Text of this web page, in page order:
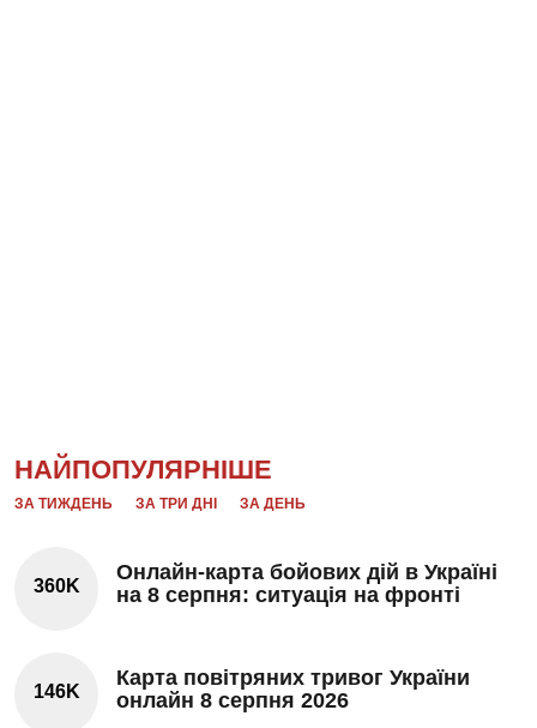
НАЙПОПУЛЯРНІШЕ
ЗА ТИЖДЕНЬ ЗА ТРИ ДНІ ЗА ДЕНЬ
360K
Онлайн-карта бойових дій в Україні
на 8 серпня: ситуація на фронті
146K
Карта повітряних тривог України
онлайн 8 серпня 2026